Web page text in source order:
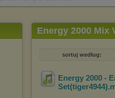
Energy 2000 Mix
sortuj według:
Energy 2000 -
Set(tiger4944)